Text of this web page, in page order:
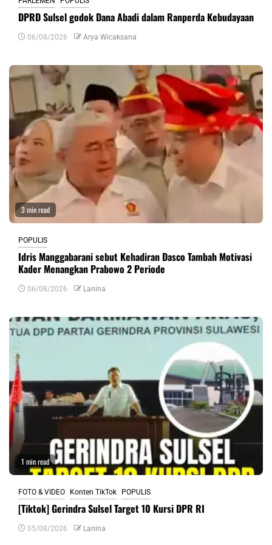
DPRD Sulsel godok Dana Abadi dalam Ranperda Kebudayaan
06/08/2026 Arya Wicaksana
3 min read
POPULIS
Idris Manggabarani sebut Kehadiran Dasco Tambah Motivasi
Kader Menangkan Prabowo 2 Periode
06/08/2026 Lanina
1 min read
FOTO & VIDEO Konten TikTok POPULIS
[Tiktok] Gerindra Sulsel Target 10 Kursi DPR RI
05/08/2026 Lanina